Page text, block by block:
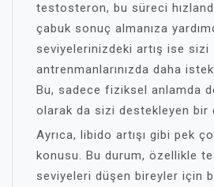
testosteron, bu süreci
çabuk sonuç almanıza
seviyelerinizdeki artış ise sizi
antrenmanlarınızda daha
Bu, sadece fiziksel anlamda
olarak da sizi destekleyen bir
Ayrıca, libido artışı gibi pek
konusu. Bu durum, özellikle
seviyeleri düşen bireyler için